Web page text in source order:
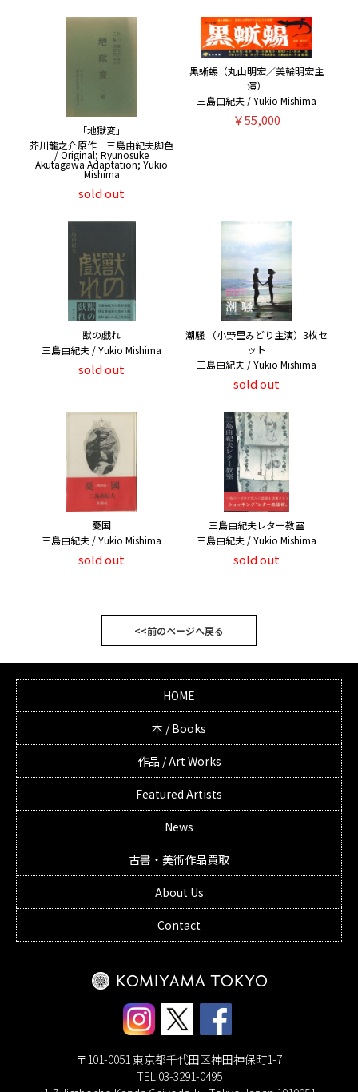
「地獄変」
芥川龍之介原作 三島由紀夫脚色
/ Original; Ryunosuke
Akutagawa Adaptation; Yukio
Mishima
sold out
黒蜥蜴（丸山明宏／美輪明宏主
演）
三島由紀夫 / Yukio Mishima
￥55,000
獣の戯れ
三島由紀夫 / Yukio Mishima
sold out
潮騒 （小野里みどり主演）3枚セ
ット
三島由紀夫 / Yukio Mishima
sold out
憂国
三島由紀夫 / Yukio Mishima
sold out
三島由紀夫レター教室
三島由紀夫 / Yukio Mishima
sold out
<<前のページへ戻る
HOME
本 / Books
作品 / Art Works
Featured Artists
News
古書・美術作品買取
About Us
Contact
〒101-0051 東京都千代田区神田神保町1-7
TEL:03-3291-0495